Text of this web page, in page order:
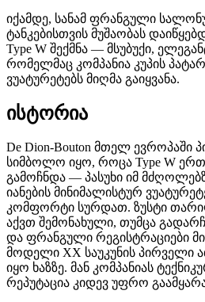
იქამდე, სანამ ფრანგული
ტანკებისთვის მუშაობას
Type W შექმნა — მსუბუქი,
რომელმაც კომპანია კუპის
ვუატურეტებს მიღმა გაიყვანა.
ისტორია
De Dion-Bouton მთელ ევროპაში
სიმბოლო იყო, როცა Type W
გამოჩნდა — პასუხი იმ
იანების მინიმალისტურ
კომფორტი სურდათ. ზუსტი
აქვთ შემონახული, თუმცა
და ფრანგული რეგისტრაციები
მოდელი XX საუკუნის პირველი
იყო ხაზზე. მან კომპანიას
რეპუტაცია კიდევ უფრო